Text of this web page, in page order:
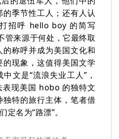
季节性工人；还有人认
招呼 hello boy 的简写
管来源于何处，它最终取
称呼并成为美国文化和
现象，这值得美国文学
文是“流浪失业工人”，
表现美国 hobo 的独特文
特的旅行主体，笔者借
定名为“路漂”。